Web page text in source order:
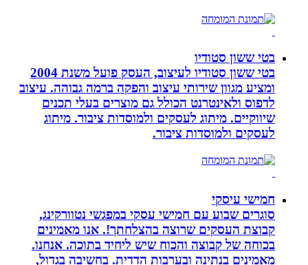
בטי ששון סטודיו
בטי ששון סטודיו לעיצוב, העסק פועל משנת 2004
ומציע מגוון שירותי עיצוב והפקה ברמה גבוהה. עיצוב
לדפוס ולאינטרנט הכולל גם מוצרים בעלי תכנים
שיווקיים. מיתוג לעסקים ולמוסדות ציבור. מיתוג
לעסקים ולמוסדות ציבור.
חמישי עיסקי
סוגרים שבוע עם חמישי עסקי במפגשי נטוורקינג,
קבוצת העסקים שרוצה בהצלחתך!. אנו מאמינים
בכוחה של קבוצה והכוח שיש ליחיד בתוכה. אנחנו.
מאמינים בנתינה ובערבות הדדית. בחשיבה בגדול,